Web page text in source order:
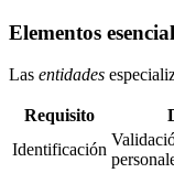
Elementos
Las entidades
Requisito
Identificación